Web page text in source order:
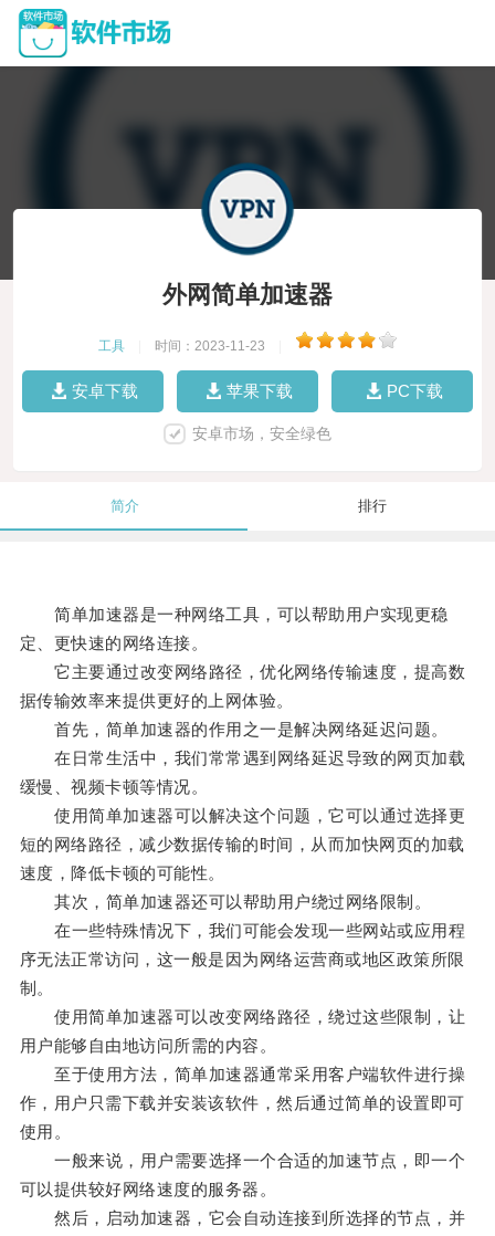
外网简单加速器
工具 时间：2023-11-23
安卓下载 苹果下载 PC下载
安卓市场，安全绿色
简介 排行
简单加速器是一种网络工具，可以帮助用户实现更稳
定、更快速的网络连接。
它主要通过改变网络路径，优化网络传输速度，提高数
据传输效率来提供更好的上网体验。
首先，简单加速器的作用之一是解决网络延迟问题。
在日常生活中，我们常常遇到网络延迟导致的网页加载
缓慢、视频卡顿等情况。
使用简单加速器可以解决这个问题，它可以通过选择更
短的网络路径，减少数据传输的时间，从而加快网页的加载
速度，降低卡顿的可能性。
其次，简单加速器还可以帮助用户绕过网络限制。
在一些特殊情况下，我们可能会发现一些网站或应用程
序无法正常访问，这一般是因为网络运营商或地区政策所限
制。
使用简单加速器可以改变网络路径，绕过这些限制，让
用户能够自由地访问所需的内容。
至于使用方法，简单加速器通常采用客户端软件进行操
作，用户只需下载并安装该软件，然后通过简单的设置即可
使用。
一般来说，用户需要选择一个合适的加速节点，即一个
可以提供较好网络速度的服务器。
然后，启动加速器，它会自动连接到所选择的节点，并